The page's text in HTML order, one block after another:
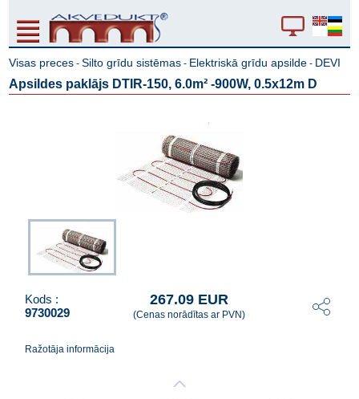
Visas preces -Silto grīdu sistēmas - Elektriskā grīdu apsilde - DEVI
Apsildes paklājs DTIR-150, 6.0m² -900W, 0.5x12m D
Kods :
9730029
267.09 EUR
(Cenas norādītas ar PVN)
Ražotāja informācija